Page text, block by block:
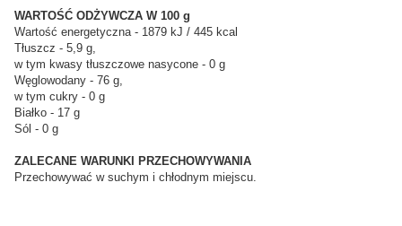
WARTOŚĆ ODŻYWCZA W 100 g
Wartość energetyczna - 1879 kJ / 445 kcal
Tłuszcz - 5,9 g,
w tym kwasy tłuszczowe nasycone - 0 g
Węglowodany - 76 g,
w tym cukry - 0 g
Białko - 17 g
Sól - 0 g
ZALECANE WARUNKI PRZECHOWYWANIA
Przechowywać w suchym i chłodnym miejscu.